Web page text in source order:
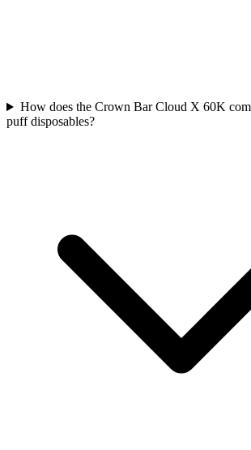
How does the Crown Bar Cloud X 60K
puff disposables?